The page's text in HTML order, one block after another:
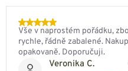
Veronika C.
Vše v naprostém pořádku,
rychle, řádně zabalené.
opakovaně. Doporučuji.